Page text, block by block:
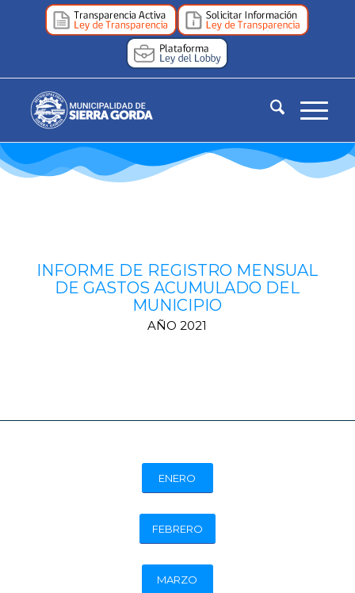
INFORME DE REGISTRO MENSUAL
DE GASTOS ACUMULADO DEL
MUNICIPIO
AÑO 2021
ENERO
FEBRERO
MARZO